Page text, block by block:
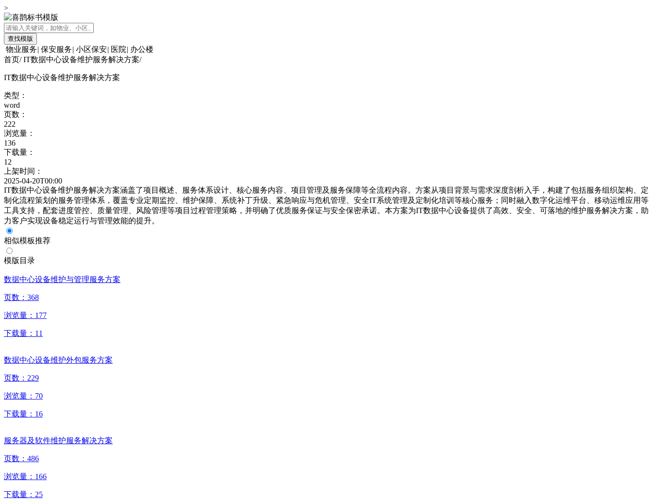
>
查找模版
物业服务| 保安服务| 小区保安| 医院| 办公楼
首页/ IT数据中心设备维护服务解决方案/
IT数据中心设备维护服务解决方案
类型：
word
页数：
222
浏览量：
136
下载量：
12
上架时间：
2025-04-20T00:00
IT数据中心设备维护服务解决方案涵盖了项目概述、服务体系设计、核心服务内容、项目管理及服务保障等全流程内容。方案从项目背景与需求深度剖析入手，构建了包括服务组织架构、定
制化流程策划的服务管理体系，覆盖专业定期监控、维护保障、系统补丁升级、紧急响应与危机管理、安全IT系统管理及定制化培训等核心服务；同时融入数字化运维平台、移动运维应用等
工具支持，配套进度管控、质量管理、风险管理等项目过程管理策略，并明确了优质服务保证与安全保密承诺。本方案为IT数据中心设备提供了高效、安全、可落地的维护服务解决方案，助
力客户实现设备稳定运行与管理效能的提升。
相似模板推荐
模版目录
数据中心设备维护与管理服务方案
页数： 368
浏览量： 177
下载量： 11
数据中心设备维护外包服务方案
页数： 229
浏览量： 70
下载量： 16
服务器及软件维护服务解决方案
页数： 486
浏览量： 166
下载量： 25